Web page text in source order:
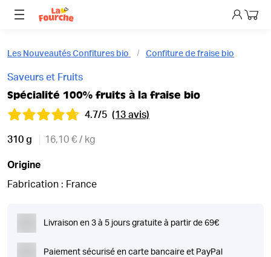
Mon
Les Nouveautés Confitures bio Confiture de fraise bio
Saveurs et Fruits
Spécialité 100% fruits à la fraise bio
4.7/5 (13 avis)
310 g 16,10 € / kg
Origine
Fabrication : France
Livraison en 3 à 5 jours gratuite à partir de 69€
Paiement sécurisé en carte bancaire et PayPal